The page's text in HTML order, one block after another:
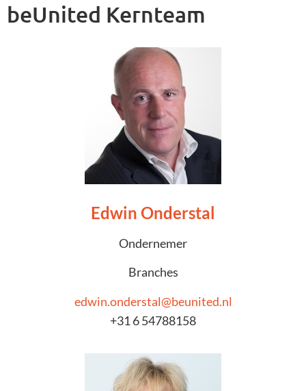
beUnited Kernteam
Edwin Onderstal
Ondernemer
Branches
edwin.onderstal@beunited.nl
+31 6 54788158